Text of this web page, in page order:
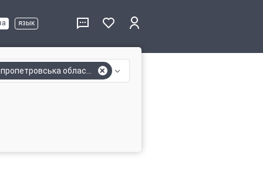
язык
область